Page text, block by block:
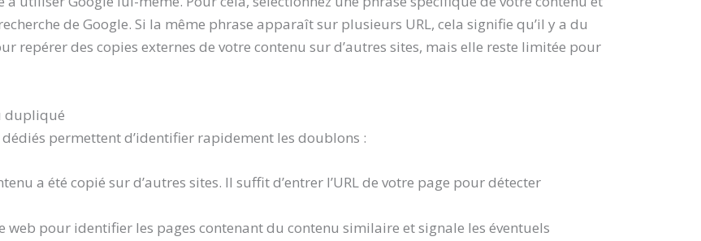
de Google. Si la même phrase apparaît sur plusieurs URL, cela signifie qu’il y a du
repérer des copies externes de votre contenu sur d’autres sites, mais elle reste limitée pour
dupliqué
permettent d’identifier rapidement les doublons :
a été copié sur d’autres sites. Il suffit d’entrer l’URL de votre page pour détecter
web pour identifier les pages contenant du contenu similaire et signale les éventuels